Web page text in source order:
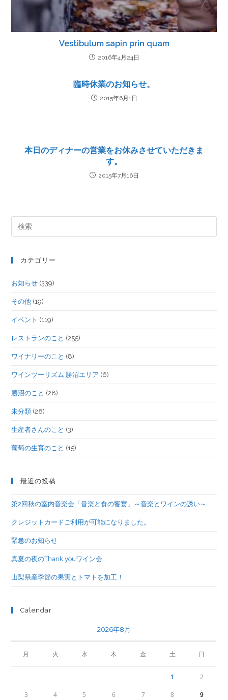
Vestibulum sapin prin quam
2016年4月24日
臨時休業のお知らせ。
2015年6月1日
本日のディナーの営業をお休みさせていただきま
す。
2015年7月16日
カテゴリー
お知らせ (339)
その他 (19)
イベント (119)
レストランのこと (255)
ワイナリーのこと (8)
ワインツーリズム 勝沼エリア (6)
勝沼のこと (28)
未分類 (28)
生産者さんのこと (3)
葡萄の生育のこと (15)
最近の投稿
第2回秋の室内音楽会「音楽と食の饗宴」～音楽とワインの誘い～
クレジットカードご利用が可能になりました。
緊急のお知らせ
真夏の夜のThank youワイン会
山梨県産季節の果実とトマトを加工！
Calendar
2026年8月
月 火 水 木 金 土 日
1 2
3 4 5 6 7 8 9